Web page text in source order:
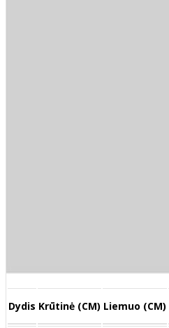
Dydis Krūtinė (CM) Liemuo (CM)